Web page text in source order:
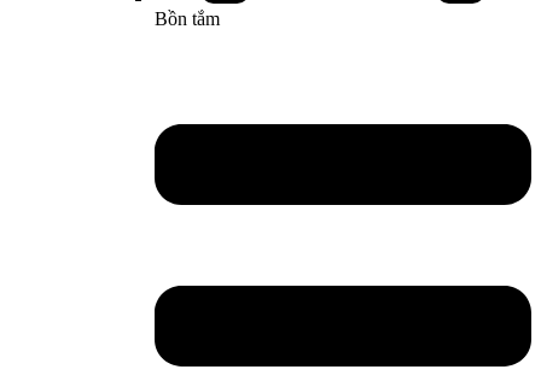
Bồn tắm